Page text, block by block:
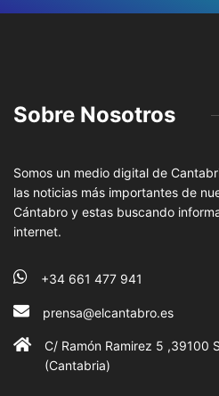
Sobre Nosotros
Somos un medio digital de
las noticias más importantes de
Cántabro y estas buscando
internet.
+34 661 477 941
prensa@elcantabro.es
C/ Ramón Ramirez 5 ,39100
(Cantabria)